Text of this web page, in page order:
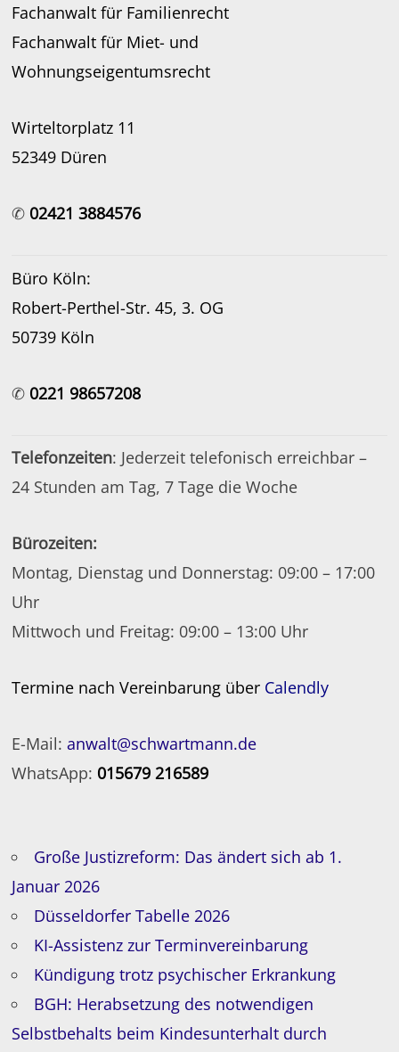
Fachanwalt für Familienrecht
Fachanwalt für Miet- und
Wohnungseigentumsrecht
Wirteltorplatz 11
52349 Düren
✆ 02421 3884576
Büro Köln:
Robert-Perthel-Str. 45, 3. OG
50739 Köln
✆ 0221 98657208
Telefonzeiten: Jederzeit telefonisch erreichbar –
24 Stunden am Tag, 7 Tage die Woche
Bürozeiten:
Montag, Dienstag und Donnerstag: 09:00 – 17:00
Uhr
Mittwoch und Freitag: 09:00 – 13:00 Uhr
Termine nach Vereinbarung über Calendly
E-Mail:anwalt@schwartmann.de
WhatsApp: 015679 216589
Große Justizreform: Das ändert sich ab 1.
Januar 2026
Düsseldorfer Tabelle 2026
KI-Assistenz zur Terminvereinbarung
Kündigung trotz psychischer Erkrankung
BGH: Herabsetzung des notwendigen
Selbstbehalts beim Kindesunterhalt durch